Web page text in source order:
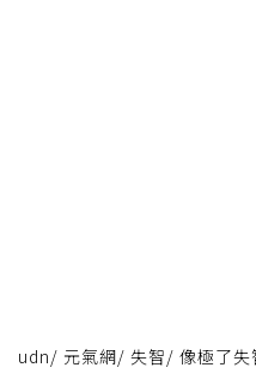
udn/ 元氣網/ 失智/ 像極了失